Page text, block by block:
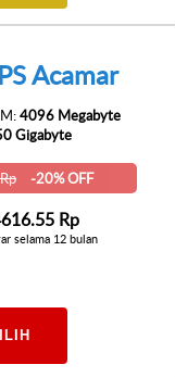
Acamar
4096 Megabyte
Gigabyte
-20% OFF
Rp
selama 12 bulan